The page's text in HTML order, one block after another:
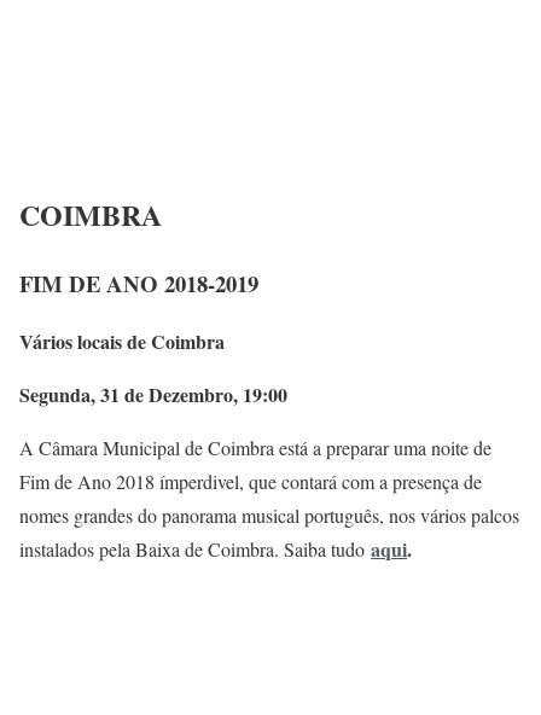
COIMBRA
FIM DE ANO 2018-2019
Vários locais de Coimbra
Segunda, 31 de Dezembro, 19:00
A Câmara Municipal de Coimbra está a preparar uma noite de
Fim de Ano 2018 ímperdivel, que contará com a presença de
nomes grandes do panorama musical português, nos vários palcos
instalados pela Baixa de Coimbra. Saiba tudo aqui.